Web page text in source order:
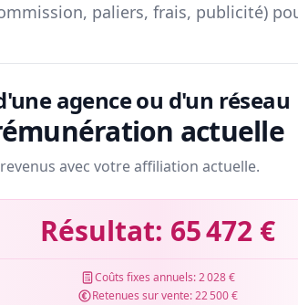
paliers, frais, publicité)
agence ou d'un réseau
actuelle
avec votre affiliation actuelle.
Résultat: 65 472 €
Coûts fixes annuels:2 028 €
Retenues sur vente:22 500 €